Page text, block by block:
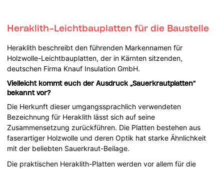
Heraklith-Leichtbauplatten für die Baustelle
Heraklith beschreibt den führenden Markennamen für
Holzwolle-Leichtbauplatten, der in Kärnten sitzenden,
deutschen Firma Knauf Insulation GmbH.
Vielleicht kommt euch der Ausdruck „Sauerkrautplatten“
bekannt vor?
Die Herkunft dieser umgangssprachlich verwendeten
Bezeichnung für Heraklith lässt sich auf seine
Zusammensetzung zurückführen. Die Platten bestehen aus
faserartiger Holzwolle und deren Optik hat starke Ähnlichkeit
mit der beliebten Sauerkraut-Beilage.
Die praktischen Heraklith-Platten werden vor allem für die